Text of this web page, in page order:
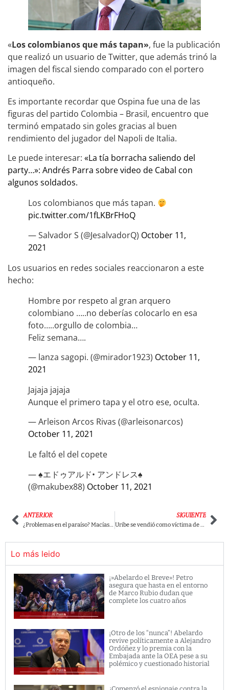
«Los colombianos que más tapan», fue la publicación
que realizó un usuario de Twitter, que además trinó la
imagen del fiscal siendo comparado con el portero
antioqueño.
Es importante recordar que Ospina fue una de las
figuras del partido Colombia – Brasil, encuentro que
terminó empatado sin goles gracias al buen
rendimiento del jugador del Napoli de Italia.
Le puede interesar: «La tía borracha saliendo del
party…»: Andrés Parra sobre video de Cabal con
algunos soldados.
Los colombianos que más tapan.
pic.twitter.com/1fLKBrFHoQ
— Salvador S (@JesalvadorQ) October 11,
2021
Los usuarios en redes sociales reaccionaron a este
hecho:
Hombre por respeto al gran arquero
colombiano …..no deberías colocarlo en esa
foto…..orgullo de colombia…
Feliz semana….
— lanza sagopi. (@mirador1923) October 11,
2021
Jajaja jajaja
Aunque el primero tapa y el otro ese, oculta.
— Arleison Arcos Rivas (@arleisonarcos)
October 11, 2021
Le faltó el del copete
— ♠️エドゥアルド• アンドレス♠️
(@makubex88) October 11, 2021
ANTERIOR
¿Problemas en el paraíso? Macías dio a conocer que existen graves problemas en el Centro Democrático
SIGUIENTE
Uribe se vendió como víctima de persecución política de Iván Cepeda ante la CPI.
Lo más leido
¡»Abelardo el Breve»! Petro
asegura que hasta en el entorno
de Marco Rubio dudan que
complete los cuatro años
¡Otro de los “nunca”! Abelardo
revive políticamente a Alejandro
Ordóñez y lo premia con la
Embajada ante la OEA pese a su
polémico y cuestionado historial